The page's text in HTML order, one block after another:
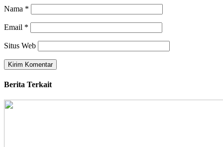
Nama *
Email *
Situs Web
Berita Terkait